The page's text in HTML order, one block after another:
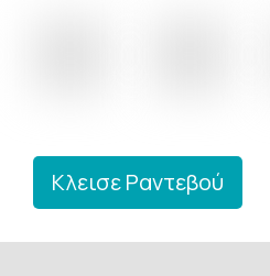
Κλεισε Ραντεβού